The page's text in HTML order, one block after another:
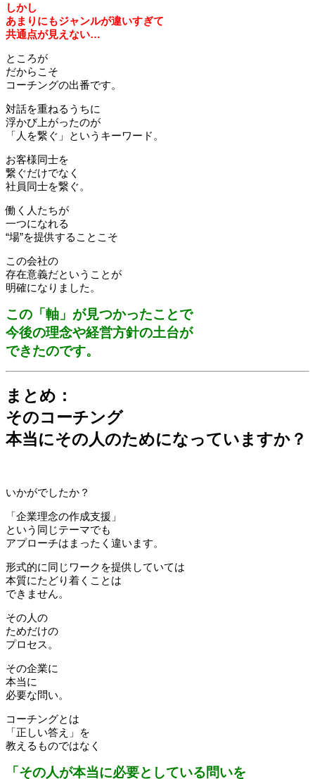
しかし
あまりにもジャンルが違いすぎて
共通点が見えない…
ところが
だからこそ
コーチングの出番です。
対話を重ねるうちに
浮かび上がったのが
「人を繋ぐ」というキーワード。
お客様同士を
繋ぐだけでなく
社員同士を繋ぐ。
働く人たちが
一つになれる
“場”を提供することこそ
この会社の
存在意義だということが
明確になりました。
この「軸」が見つかったことで
今後の理念や経営方針の土台が
できたのです。
まとめ：
そのコーチング
本当にその人のためになっていますか？
いかがでしたか？
「企業理念の作成支援」
という同じテーマでも
アプローチはまったく違います。
形式的に同じワークを提供していては
本質にたどり着くことは
できません。
その人の
ためだけの
プロセス。
その企業に
本当に
必要な問い。
コーチングとは
「正しい答え」を
教えるものではなく
「その人が本当に必要としている問いを